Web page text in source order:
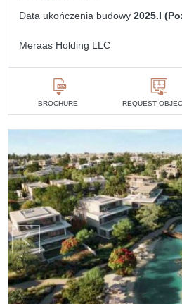
Data ukończenia budowy2025.I
Meraas Holding LLC
BROCHURE REQUEST